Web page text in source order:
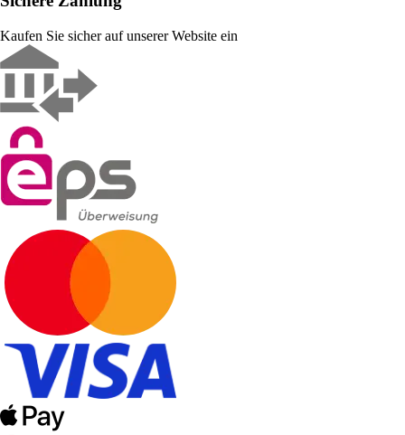
Kaufen Sie sicher auf unserer Website ein